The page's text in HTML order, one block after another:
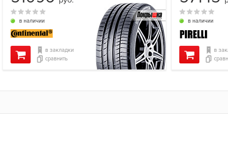
в наличии
в закладки
сравнить
в наличии
в